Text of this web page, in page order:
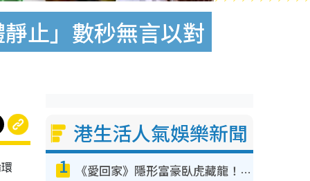
止」數秒無言以對
港生活人氣娛樂新聞
1 《愛回家》隱形富豪臥虎藏龍！盤點12位財氣逼人的有錢藝人：呢位靚女3億身家唔憂做